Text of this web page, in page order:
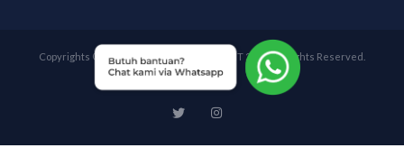
Copyrights © PT ASIA CIPTA MANAGEMENT 2026. All Rights Reserved.